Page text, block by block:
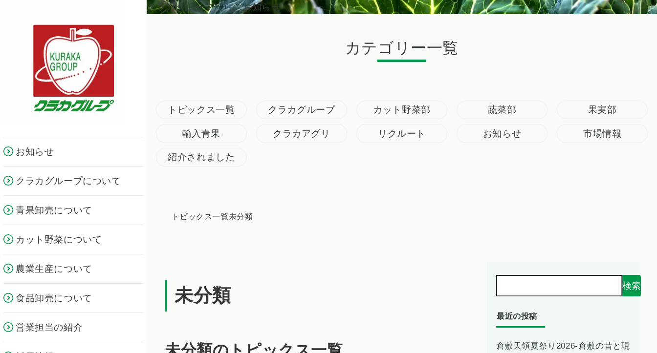
お知らせ
クラカグループについて
青果卸売について
カット野菜について
農業生産について
食品卸売について
営業担当の紹介
クラカグループからのお知らせ
カテゴリー一覧
トピックス一覧 クラカグループ カット野菜部 蔬菜部 果実部
輸入青果 クラカアグリ リクルート お知らせ 市場情報
紹介されました
トピックス一覧未分類
未分類 検索
最近の投稿
倉敷天領夏祭り2026-倉敷の昔と現